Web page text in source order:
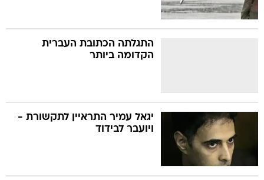
התגלתה הכתובת העברית
הקדומה ביותר
יגאל עמיר התראיין לתקשורת -
ויועבר לבידוד